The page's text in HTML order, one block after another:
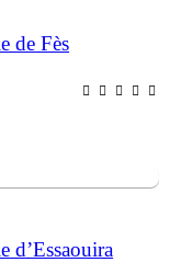
de Fès
d’Essaouira